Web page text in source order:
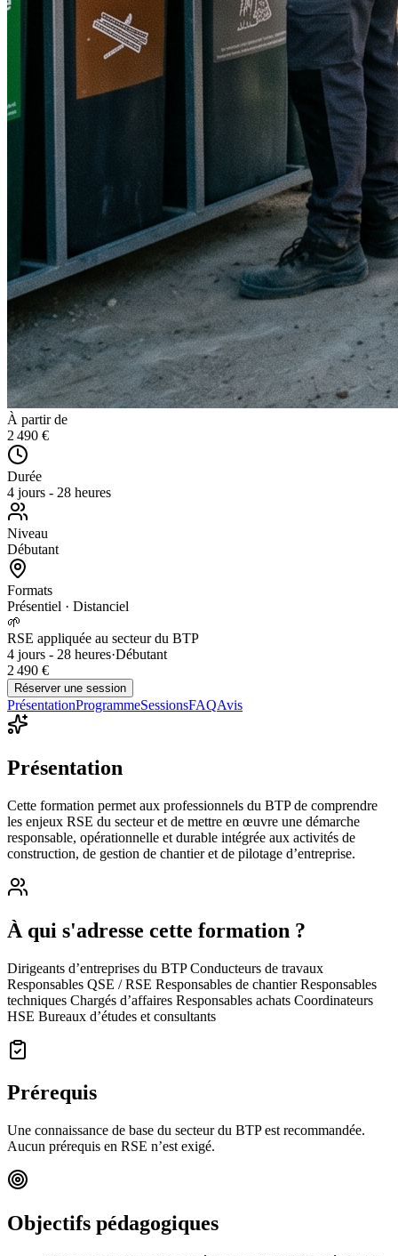
À partir de
2 490 €
Durée
4 jours - 28 heures
Niveau
Débutant
Formats
Présentiel · Distanciel
🌱
RSE appliquée au secteur du BTP
4 jours - 28 heures·Débutant
2 490 €
Réserver une session
PrésentationProgrammeSessionsFAQAvis
Présentation
Cette formation permet aux professionnels du BTP de comprendre
les enjeux RSE du secteur et de mettre en œuvre une démarche
responsable, opérationnelle et durable intégrée aux activités de
construction, de gestion de chantier et de pilotage d’entreprise.
À qui s'adresse cette formation ?
Dirigeants d’entreprises du BTP Conducteurs de travaux
Responsables QSE / RSE Responsables de chantier Responsables
techniques Chargés d’affaires Responsables achats Coordinateurs
HSE Bureaux d’études et consultants
Prérequis
Une connaissance de base du secteur du BTP est recommandée.
Aucun prérequis en RSE n’est exigé.
Objectifs pédagogiques